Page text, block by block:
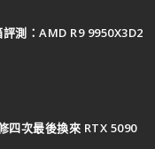
測：AMD R9 9950X3D2
四次最後換來 RTX 5090